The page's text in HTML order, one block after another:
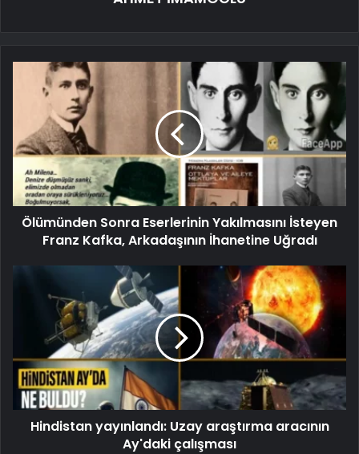
Ölümünden Sonra Eserlerinin Yakılmasını İsteyen
Franz Kafka, Arkadaşının İhanetine Uğradı
Hindistan yayınlandı: Uzay araştırma aracının
Ay'daki çalışması